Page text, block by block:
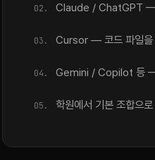
Claude / ChatGPT —
Cursor — 코드 파일을
Gemini / Copilot 등 —
학원에서 기본 조합으